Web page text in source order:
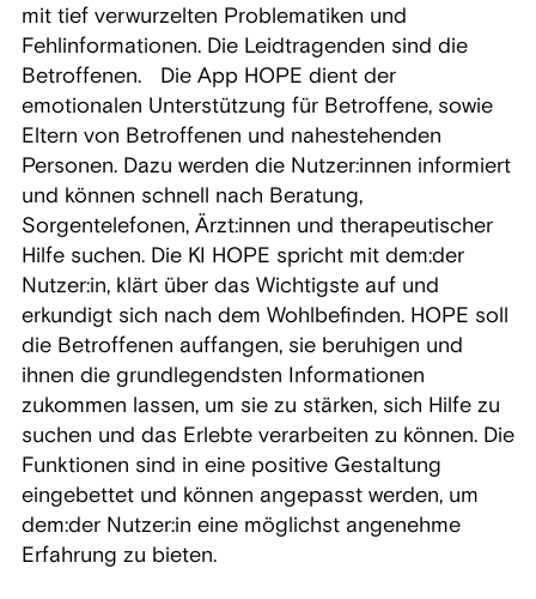
mit tief verwurzelten Problematiken und
Fehlinformationen. Die Leidtragenden sind die
Betroffenen. Die App HOPE dient der
emotionalen Unterstützung für Betroffene, sowie
Eltern von Betroffenen und nahestehenden
Personen. Dazu werden die Nutzer:innen informiert
und können schnell nach Beratung,
Sorgentelefonen, Ärzt:innen und therapeutischer
Hilfe suchen. Die KI HOPE spricht mit dem:der
Nutzer:in, klärt über das Wichtigste auf und
erkundigt sich nach dem Wohlbefinden. HOPE soll
die Betroffenen auffangen, sie beruhigen und
ihnen die grundlegendsten Informationen
zukommen lassen, um sie zu stärken, sich Hilfe zu
suchen und das Erlebte verarbeiten zu können. Die
Funktionen sind in eine positive Gestaltung
eingebettet und können angepasst werden, um
dem:der Nutzer:in eine möglichst angenehme
Erfahrung zu bieten.